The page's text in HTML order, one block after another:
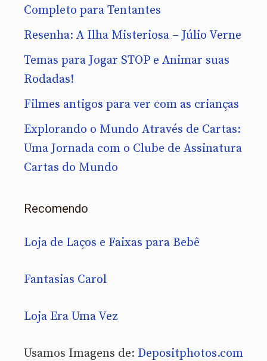
Completo para Tentantes
Resenha: A Ilha Misteriosa – Júlio Verne
Temas para Jogar STOP e Animar suas
Rodadas!
Filmes antigos para ver com as crianças
Explorando o Mundo Através de Cartas:
Uma Jornada com o Clube de Assinatura
Cartas do Mundo
Recomendo
Loja de Laços e Faixas para Bebê
Fantasias Carol
Loja Era Uma Vez
Usamos Imagens de: Depositphotos.com